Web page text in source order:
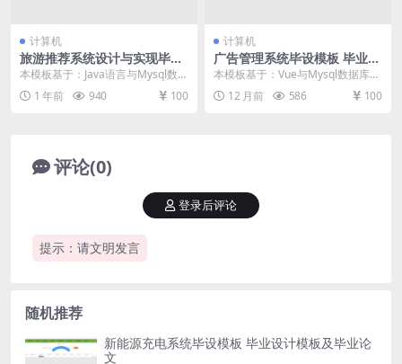
计算机
旅游推荐系统设计与实现毕设
模板 毕业设计模板及毕业论文
与PPT开题报告
本模板基于：Java语言与Mysql数据
库开发 系统功能实现 这个环节需要
使用前...
1 年前 940 100
计算机
广告管理系统毕设模板 毕业设
计模板及毕业论文
本模板基于：Vue与Mysql数据库开
发 系统详细实现 广告客户管理 广
告管理系...
12 月前 586 100
评论(0)
提示：请文明发言
登录后评论
随机推荐
新能源充电系统毕设模板 毕业设计模板及毕业论
文